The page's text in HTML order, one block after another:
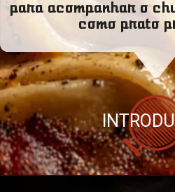
para acompanhar o
como prato